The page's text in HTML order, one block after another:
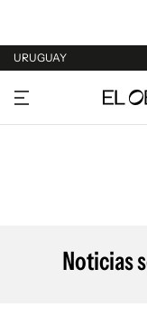
URUGUAY
URUGUAY
ARGENTINA
Noticias